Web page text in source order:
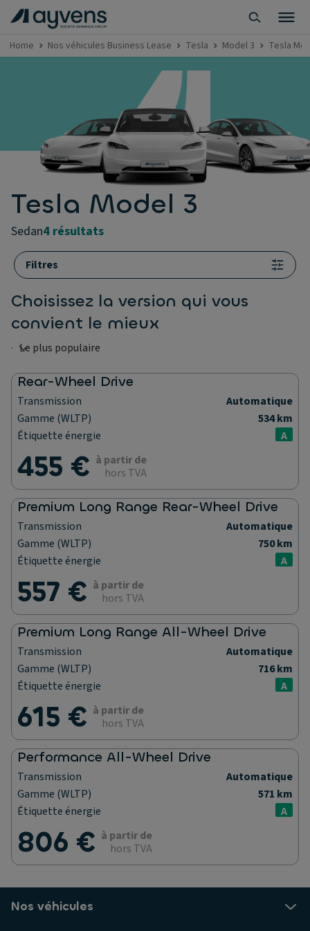
Home Nos véhicules Business Lease Tesla Model 3 Tesla
Tesla Model 3
sedan4 résultats
Filtres
Choisissez la version qui vous
convient le mieux
Rear-Wheel Drive
Transmission
Automatique
Gamme (WLTP)
534 km
Étiquette énergie
A
455 € à partir de
hors TVA
Premium Long Range Rear-Wheel Drive
Transmission
Automatique
Gamme (WLTP)
750 km
Étiquette énergie
A
557 € à partir de
hors TVA
Premium Long Range All-Wheel Drive
Transmission
Automatique
Gamme (WLTP)
716 km
Étiquette énergie
A
615 € à partir de
hors TVA
Performance All-Wheel Drive
Transmission
Automatique
Gamme (WLTP)
571 km
Étiquette énergie
A
806 € à partir de
hors TVA
Nos véhicules